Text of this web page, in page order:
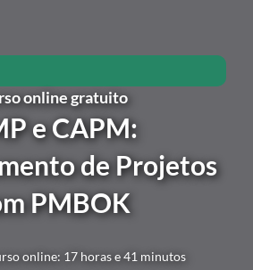
online gratuito
e CAPM:
de Projetos
PMBOK
online: 17 horas e 41 minutos